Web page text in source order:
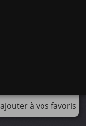
ajouter à vos favoris